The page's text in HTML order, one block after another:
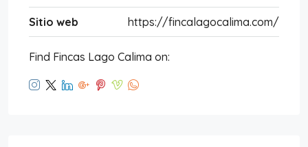
Sitio web https://fincalagocalima.com/
Find Fincas Lago Calima on: